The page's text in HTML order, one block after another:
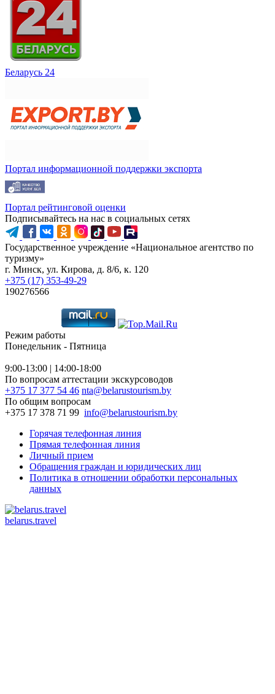
Беларусь 24
Портал информационной поддержки экспорта
Портал рейтинговой оценки
Подписывайтесь на нас в социальных сетях
Государственное учреждение «Национальное агентство по
туризму»
г. Минск, ул. Кирова, д. 8/6, к. 120
+375 (17) 353-49-29
190276566
Режим работы
Понедельник - Пятница
9:00-13:00 | 14:00-18:00
По вопросам аттестации экскурсоводов
+375 17 377 54 46 nta@belarustourism.by
По общим вопросам
+375 17 378 71 99 info@belarustourism.by
Горячая телефонная линия
Прямая телефонная линия
Личный прием
Обращения граждан и юридических лиц
Политика в отношении обработки персональных
данных
belarus.travel